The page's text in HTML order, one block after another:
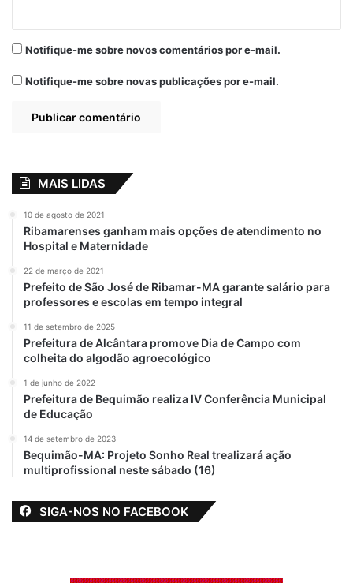
Notifique-me sobre novos comentários por e-mail.
Notifique-me sobre novas publicações por e-mail.
MAIS LIDAS
10 de agosto de 2021
Ribamarenses ganham mais opções de atendimento no
Hospital e Maternidade
22 de março de 2021
Prefeito de São José de Ribamar-MA garante salário para
professores e escolas em tempo integral
11 de setembro de 2025
Prefeitura de Alcântara promove Dia de Campo com
colheita do algodão agroecológico
1 de junho de 2022
Prefeitura de Bequimão realiza IV Conferência Municipal
de Educação
14 de setembro de 2023
Bequimão-MA: Projeto Sonho Real trealizará ação
multiprofissional neste sábado (16)
SIGA-NOS NO FACEBOOK